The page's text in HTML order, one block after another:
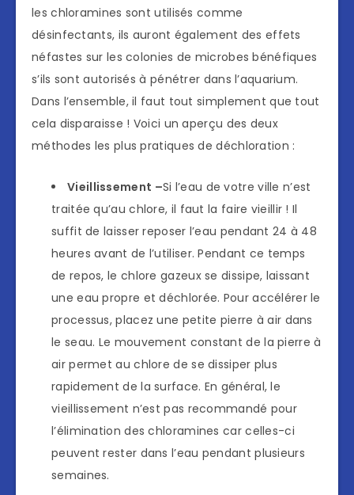
les chloramines sont utilisés comme
désinfectants, ils auront également des effets
néfastes sur les colonies de microbes bénéfiques
s’ils sont autorisés à pénétrer dans l’aquarium.
Dans l’ensemble, il faut tout simplement que tout
cela disparaisse ! Voici un aperçu des deux
méthodes les plus pratiques de déchloration :
Vieillissement –Si l’eau de votre ville n’est
traitée qu’au chlore, il faut la faire vieillir ! Il
suffit de laisser reposer l’eau pendant 24 à 48
heures avant de l’utiliser. Pendant ce temps
de repos, le chlore gazeux se dissipe, laissant
une eau propre et déchlorée. Pour accélérer le
processus, placez une petite pierre à air dans
le seau. Le mouvement constant de la pierre à
air permet au chlore de se dissiper plus
rapidement de la surface. En général, le
vieillissement n’est pas recommandé pour
l’élimination des chloramines car celles-ci
peuvent rester dans l’eau pendant plusieurs
semaines.